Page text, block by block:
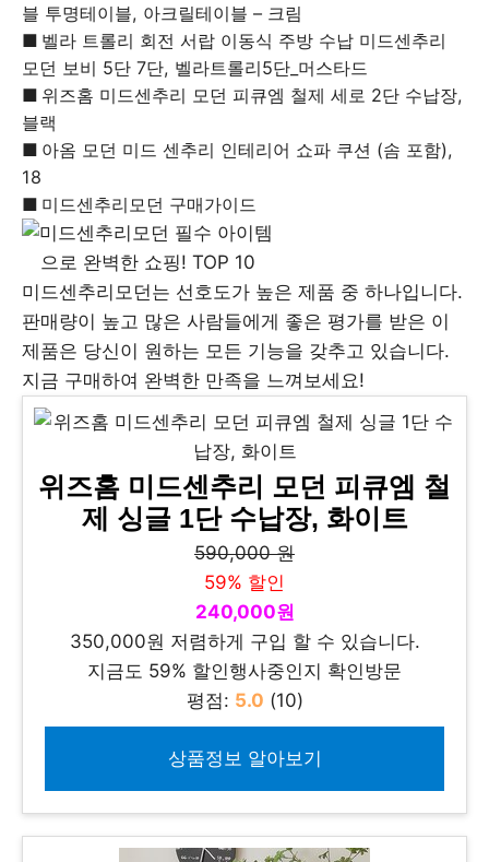
블 투명테이블, 아크릴테이블 – 크림
벨라 트롤리 회전 서랍 이동식 주방 수납 미드센추리
모던 보비 5단 7단, 벨라트롤리5단_머스타드
위즈홈 미드센추리 모던 피큐엠 철제 세로 2단 수납장,
블랙
아옴 모던 미드 센추리 인테리어 쇼파 쿠션 (솜 포함),
18
미드센추리모던 구매가이드
미드센추리모던는 선호도가 높은 제품 중 하나입니다.
판매량이 높고 많은 사람들에게 좋은 평가를 받은 이
제품은 당신이 원하는 모든 기능을 갖추고 있습니다.
지금 구매하여 완벽한 만족을 느껴보세요!
위즈홈 미드센추리 모던 피큐엠 철
제 싱글 1단 수납장, 화이트
590,000 원
59% 할인
240,000원
350,000원 저렴하게 구입 할 수 있습니다.
지금도 59% 할인행사중인지 확인방문
평점: 5.0 (10)
상품정보 알아보기